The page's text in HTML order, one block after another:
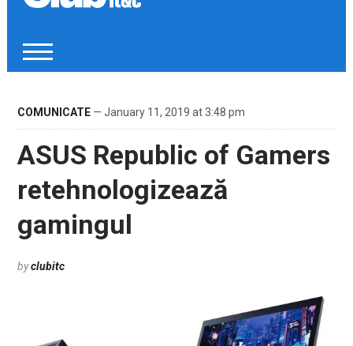
COMUNICATE— January 11, 2019 at 3:48 pm
ASUS Republic of Gamers
retehnologizează
gamingul
byclubitc